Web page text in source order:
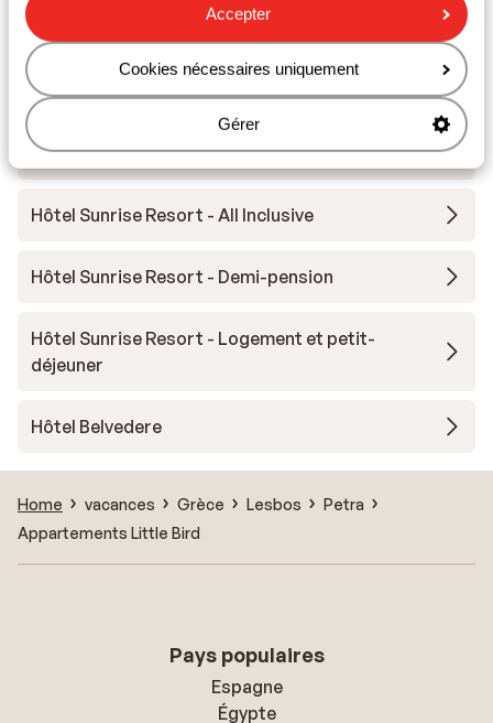
Accepter
Cookies nécessaires uniquement
Gérer
Hôtel Kalloni Bay
Appartements Chalkiotis
Appartements Molivos Castle
Hôtel Sunrise Resort - All Inclusive
Hôtel Sunrise Resort - Demi-pension
Hôtel Sunrise Resort - Logement et petit-
déjeuner
Hôtel Belvedere
Home vacances Grèce Lesbos
Petra
Appartements Little Bird
Pays populaires
Espagne
Égypte